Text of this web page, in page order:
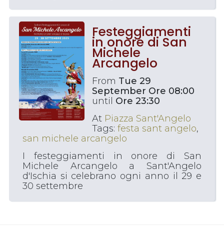
Festeggiamenti
in onore di San
Michele
Arcangelo
From Tue 29
September Ore 08:00
until Ore 23:30
At Piazza Sant'Angelo
Tags: festa sant angelo,
san michele arcangelo
I festeggiamenti in onore di San
Michele Arcangelo a Sant'Angelo
d'Ischia si celebrano ogni anno il 29 e
30 settembre